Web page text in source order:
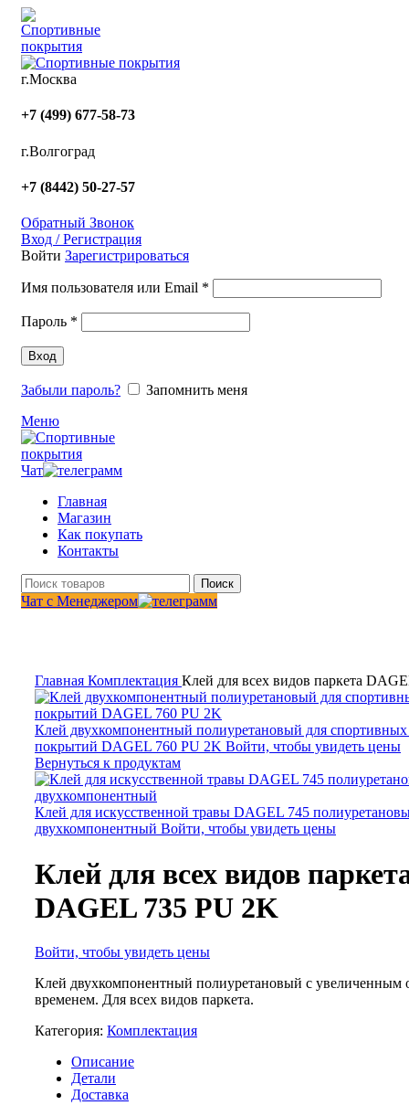
г.Москва
+7 (499) 677-58-73
г.Волгоград
+7 (8442) 50-27-57
Обратный Звонок
Вход / Регистрация
Войти Зарегистрироваться
Имя пользователя или Email *
Пароль *
Вход
Забыли пароль?
Запомнить меня
Меню
Чат
Главная
Магазин
Как покупать
Контакты
Поиск
Чат с Менеджером
Главная Комплектация Клей для всех видов паркета
Клей двухкомпонентный полиуретановый для
покрытий DAGEL 760 PU 2K Войти, чтобы увидеть цены
Вернуться к продуктам
Клей для искусственной травы DAGEL 745
двухкомпонентный Войти, чтобы увидеть цены
Клей для всех видов
DAGEL 735 PU 2K
Войти, чтобы увидеть цены
Клей двухкомпонентный полиуретановый с увеличенным
временем. Для всех видов паркета.
Категория: Комплектация
Описание
Детали
Доставка